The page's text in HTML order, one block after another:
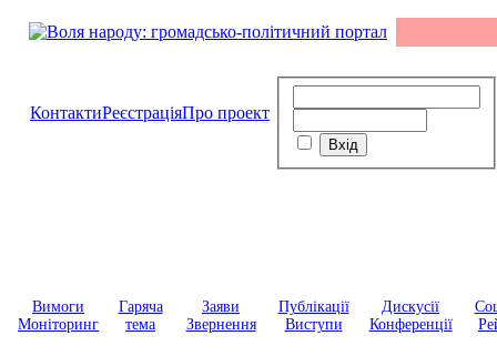
КонтактиРеєстраціяПро проект
Вимоги
Моніторинг
Гаряча
тема
Заяви
Звернення
Публікації
Виступи
Дискусії
Конференції